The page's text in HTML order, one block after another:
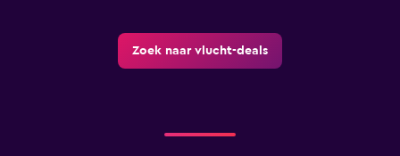
Zoek naar vlucht-deals